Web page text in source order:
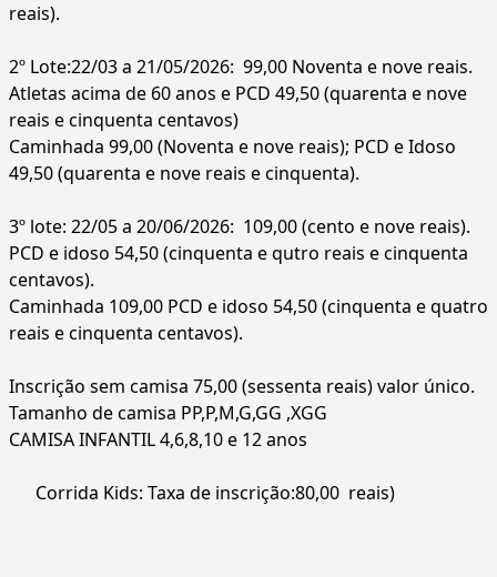
reais).
2º Lote:22/03 a 21/05/2026: 99,00 Noventa e nove reais.
Atletas acima de 60 anos e PCD 49,50 (quarenta e nove
reais e cinquenta centavos)
Caminhada 99,00 (Noventa e nove reais); PCD e Idoso
49,50 (quarenta e nove reais e cinquenta).
3º lote: 22/05 a 20/06/2026: 109,00 (cento e nove reais).
PCD e idoso 54,50 (cinquenta e qutro reais e cinquenta
centavos).
Caminhada 109,00 PCD e idoso 54,50 (cinquenta e quatro
reais e cinquenta centavos).
Inscrição sem camisa 75,00 (sessenta reais) valor único.
Tamanho de camisa PP,P,M,G,GG ,XGG
CAMISA INFANTIL 4,6,8,10 e 12 anos
Corrida Kids: Taxa de inscrição:80,00 reais)